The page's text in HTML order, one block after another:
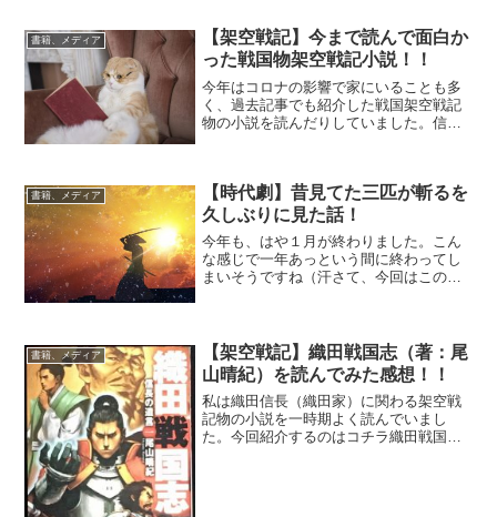
書籍、メディア
【架空戦記】今まで読んで面白か
った戦国物架空戦記小説！！
今年はコロナの影響で家にいることも多
く、過去記事でも紹介した戦国架空戦記
物の小説を読んだりしていました。信長
寺の変からの話...
書籍、メディア
【時代劇】昔見てた三匹が斬るを
久しぶりに見た話！
今年も、はや１月が終わりました。こん
な感じで一年あっという間に終わってし
まいそうですね（汗さて、今回はこの週
と。。。別々の行動をしなが...
書籍、メディア
【架空戦記】織田戦国志（著：尾
山晴紀）を読んでみた感想！！
私は織田信長（織田家）に関わる架空戦
記物の小説を一時期よく読んでいまし
た。今回紹介するのはコチラ織田戦国